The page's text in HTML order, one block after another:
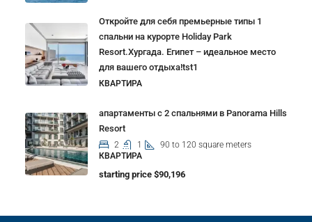
Откройте для себя премьерные типы 1
спальни на курорте Holiday Park
Resort.Хургада. Египет – идеальное место
для вашего отдыха!tst1
КВАРТИРА
апартаменты с 2 спальнями в Panorama Hills
Resort
2 1
90 to 120 square meters
КВАРТИРА
starting price $90,196